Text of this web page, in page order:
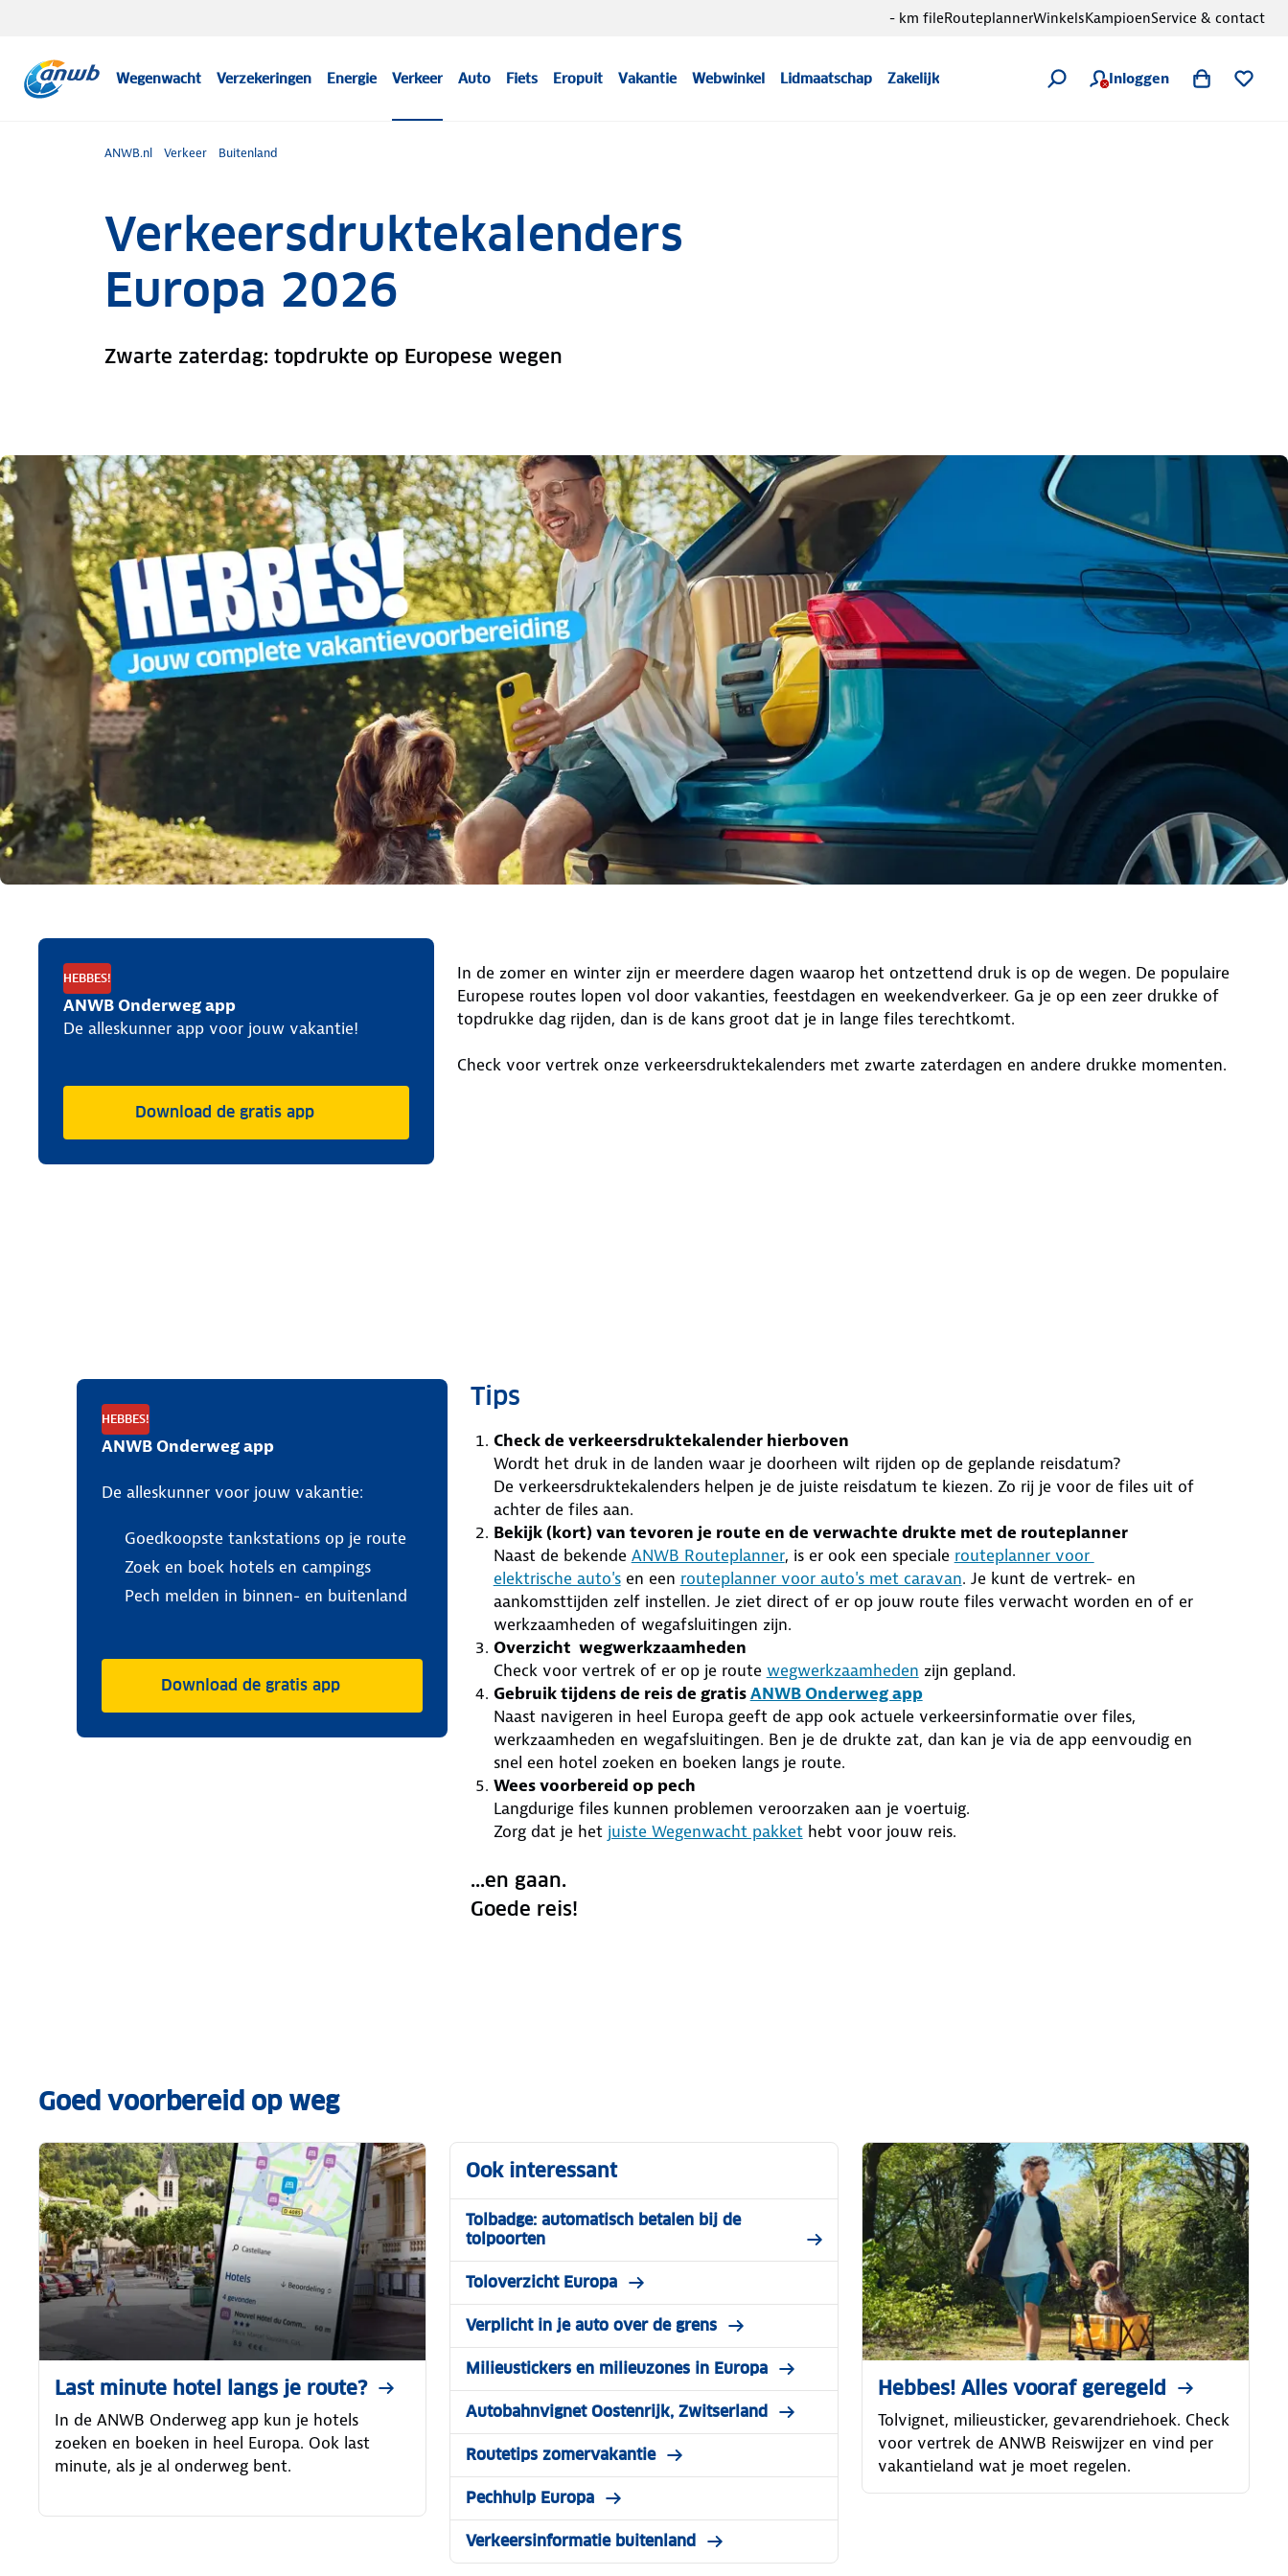
Wegenwacht Verzekeringen Energie Verkeer Auto Fiets Eropuit Vakantie Webwinkel Lidmaatschap Zakelijk Inloggen
- km fileRouteplannerWinkelsKampioenService & contact
ANWB.nl Verkeer Buitenland
Verkeersdruktekalenders
Europa 2026
Zwarte zaterdag: topdrukte op Europese wegen
HEBBES!
ANWB Onderweg app
De alleskunner app voor jouw vakantie!
Download de gratis app
In de zomer en winter zijn er meerdere dagen waarop het ontzettend druk is op de wegen. De populaire
Europese routes lopen vol door vakanties, feestdagen en weekendverkeer. Ga je op een zeer drukke of
topdrukke dag rijden, dan is de kans groot dat je in lange files terechtkomt.
Check voor vertrek onze verkeersdruktekalenders met zwarte zaterdagen en andere drukke momenten.
HEBBES!
ANWB Onderweg app
De alleskunner voor jouw vakantie:
Goedkoopste tankstations op je route
Zoek en boek hotels en campings
Pech melden in binnen- en buitenland
Download de gratis app
Tips
Check de verkeersdruktekalender hierboven
Wordt het druk in de landen waar je doorheen wilt rijden op de geplande reisdatum?
De verkeersdruktekalenders helpen je de juiste reisdatum te kiezen. Zo rij je voor de files uit of
achter de files aan.
Bekijk (kort) van tevoren je route en de verwachte drukte met de routeplanner
Naast de bekende ANWB Routeplanner, is er ook een speciale routeplanner voor
elektrische auto'sen een routeplanner voor auto's met caravan. Je kunt de vertrek- en
aankomsttijden zelf instellen. Je ziet direct of er op jouw route files verwacht worden en of er
werkzaamheden of wegafsluitingen zijn.
Overzicht wegwerkzaamheden
Check voor vertrek of er op je route wegwerkzaamheden zijn gepland.
Gebruik tijdens de reis de gratisANWB Onderweg app
Naast navigeren in heel Europa geeft de app ook actuele verkeersinformatie over files,
werkzaamheden en wegafsluitingen. Ben je de drukte zat, dan kan je via de app eenvoudig en
snel een hotel zoeken en boeken langs je route.
Wees voorbereid op pech
Langdurige files kunnen problemen veroorzaken aan je voertuig.
Zorg dat je het juiste Wegenwacht pakkethebt voor jouw reis.
...en gaan.
Goede reis!
Goed voorbereid op weg
Last minute hotel langs je route?
In de ANWB Onderweg app kun je hotels
zoeken en boeken in heel Europa. Ook last
minute, als je al onderweg bent.
Ook interessant
Tolbadge: automatisch betalen bij de
tolpoorten
Toloverzicht Europa
Verplicht in je auto over de grens
Milieustickers en milieuzones in Europa
Autobahnvignet Oostenrijk, Zwitserland
Routetips zomervakantie
Pechhulp Europa
Verkeersinformatie buitenland
Hebbes! Alles vooraf geregeld
Tolvignet, milieusticker, gevarendriehoek. Check
voor vertrek de ANWB Reiswijzer en vind per
vakantieland wat je moet regelen.